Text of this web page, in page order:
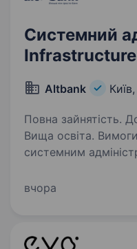
Системний
Altbank Київ,
Повна зайнятість.
Вища освіта. Вимоги: має досвід роботи
системним адміністратором;
роботи з
вчора